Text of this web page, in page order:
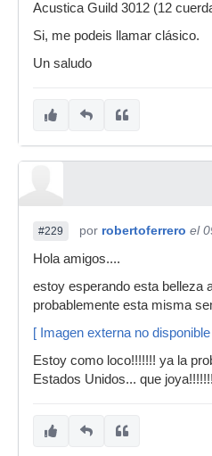
Acustica Guild 3012 (12
Si, me podeis llamar clásico.
Un saludo
#229 por robertoferrero el
Hola amigos....
estoy esperando esta belleza
probablemente esta misma
[ Imagen externa no disponible
Estoy como loco!!!!!!! ya la
Estados Unidos... que